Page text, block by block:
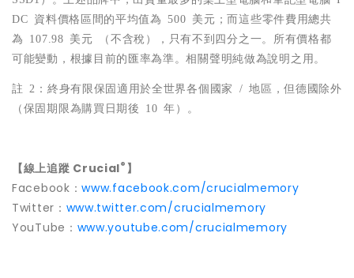
DC 資料價格區間的平均值為 500 美元；而這些零件費用總共
為 107.98 美元 （不含稅），只有不到四分之一。所有價格都
可能變動，根據目前的匯率為準。相關聲明純做為說明之用。
註 2：終身有限保固適用於全世界各個國家 / 地區，但德國除外
（保固期限為購買日期後 10 年）。
【線上追蹤 Crucial® 】
Facebook：www.facebook.com/crucialmemory
Twitter： www.twitter.com/crucialmemory
YouTube： www.youtube.com/crucialmemory